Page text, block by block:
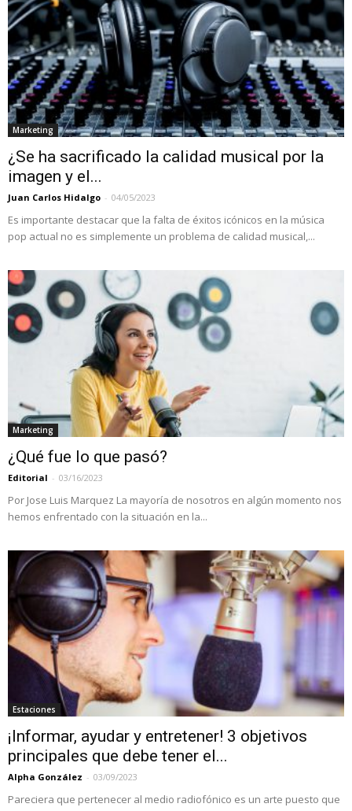
Marketing
¿Se ha sacrificado la calidad musical por la
imagen y el...
Juan Carlos Hidalgo - 04/05/2023
Es importante destacar que la falta de éxitos icónicos en la música
pop actual no es simplemente un problema de calidad musical,...
Marketing
¿Qué fue lo que pasó?
Editorial - 03/16/2023
Por Jose Luis Marquez La mayoría de nosotros en algún momento nos
hemos enfrentado con la situación en la...
Estaciones
¡Informar, ayudar y entretener! 3 objetivos
principales que debe tener el...
Alpha González - 03/09/2023
Pareciera que pertenecer al medio radiofónico es un arte puesto que